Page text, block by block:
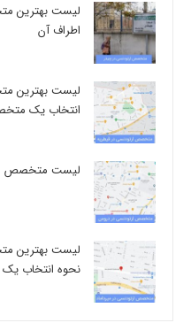
لیست بهترین
اطراف آن
لیست بهترین
انتخاب یک
لیست متخصص
لیست بهترین
نحوه انتخاب